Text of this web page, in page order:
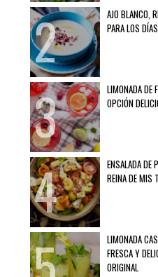
AJO BLANCO,
PARA LOS
LIMONADA DE
OPCIÓN
ENSALADA DE
REINA DE MIS
LIMONADA
FRESCA Y
ORIGINAL